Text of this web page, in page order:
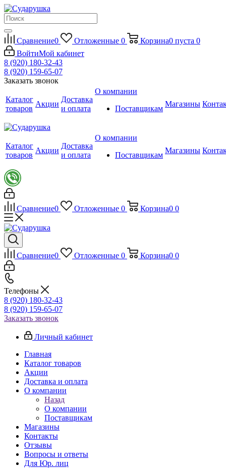
Сравнение0 Отложенные 0 Корзина0 пуста 0
ВойтиМой кабинет
8 (920) 180-32-43
8 (920) 159-65-07
Заказать звонок
Каталог
товаров
Акции
Доставка
и оплата
О компании
Поставщикам
Магазины
Каталог
товаров
Акции
Доставка
и оплата
О компании
Поставщикам
Магазины
Сравнение0 Отложенные 0 Корзина0 0
Сравнение0 Отложенные 0 Корзина0 0
Телефоны
8 (920) 180-32-43
8 (920) 159-65-07
Заказать звонок
Личный кабинет
Главная
Каталог товаров
Акции
Доставка и оплата
О компании
Назад
О компании
Поставщикам
Магазины
Контакты
Отзывы
Вопросы и ответы
Для Юр. лиц